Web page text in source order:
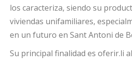
los caracteriza, siendo su
viviendas unifamiliares,
en un futuro en Sant Antoni de
Su principal finalidad es oferir.li